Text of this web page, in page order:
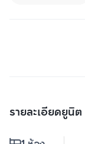
รายละเอียดยูนิต